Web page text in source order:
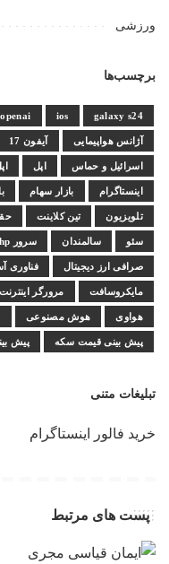
ورزشی
برچسب‌ها
galaxy s24
ios
openai
آژانس هواپیمایی آیفون 17
اسرائیل و حماس اپل
اینستاگرام بازار سهام
تلویزیون تین کلاینت
سئو سالمندان سرور hp
صرافی ارز دیجیتال فناوری
مایکروسافت مرورگر اینترنت
هواوی هوش مصنوعی
پیش بینی قیمت سکه پیش
تبلیغات متنی
خرید فالور اینستاگرام
پست های مرتبط